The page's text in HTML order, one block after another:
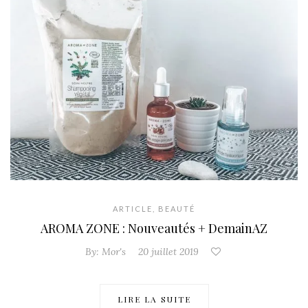
ARTICLE BEAUTÉ
AROMA ZONE : Nouveautés + DemainAZ
By: Mor's 20 juillet 2019
LIRE LA SUITE